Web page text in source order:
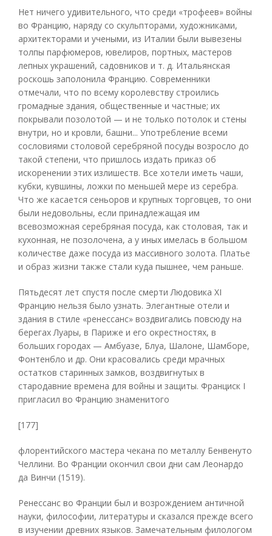
Нет ничего удивительного, что среди «трофеев» войны
во Францию, наряду со скульпторами, художниками,
архитекторами и учеными, из Италии были вывезены
толпы парфюмеров, ювелиров, портных, мастеров
лепных украшений, садовников и т. д. Итальянская
роскошь заполонила Францию. Современники
отмечали, что по всему королевству строились
громадные здания, общественные и частные; их
покрывали позолотой — и не только потолок и стены
внутри, но и кровли, башни... Употребление всеми
сословиями столовой серебряной посуды возросло до
такой степени, что пришлось издать приказ об
искоренении этих излишеств. Все хотели иметь чаши,
кубки, кувшины, ложки по меньшей мере из серебра.
Что же касается сеньоров и крупных торговцев, то они
были недовольны, если принадлежащая им
всевозможная серебряная посуда, как столовая, так и
кухонная, не позолочена, а у иных имелась в большом
количестве даже посуда из массивного золота. Платье
и образ жизни также стали куда пышнее, чем раньше.
Пятьдесят лет спустя после смерти Людовика XI
Францию нельзя было узнать. Элегантные отели и
здания в стиле «ренессанс» воздвигались повсюду на
берегах Луары, в Париже и его окрестностях, в
больших городах — Амбуазе, Блуа, Шалоне, Шамборе,
Фонтенбло и др. Они красовались среди мрачных
остатков старинных замков, воздвигнутых в
стародавние времена для войны и защиты. Франциск I
пригласил во Францию знаменитого
[177]
флорентийского мастера чекана по металлу Бенвенуто
Челлини. Во Франции окончил свои дни сам Леонардо
да Винчи (1519).
Ренессанс во Франции был и возрождением античной
науки, философии, литературы и сказался прежде всего
в изучении древних языков. Замечательным филологом